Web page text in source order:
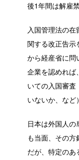
後1年間は解雇
入国管理法の
関する改正告示
から経産省に問
企業を認めれば
いての入国審査
いないか、など
日本は外国人
も当面、その方
だが、特定の